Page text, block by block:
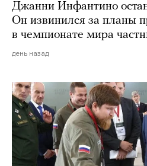
Джанни Инфантино
Он извинился за планы
в чемпионате мира
день назад